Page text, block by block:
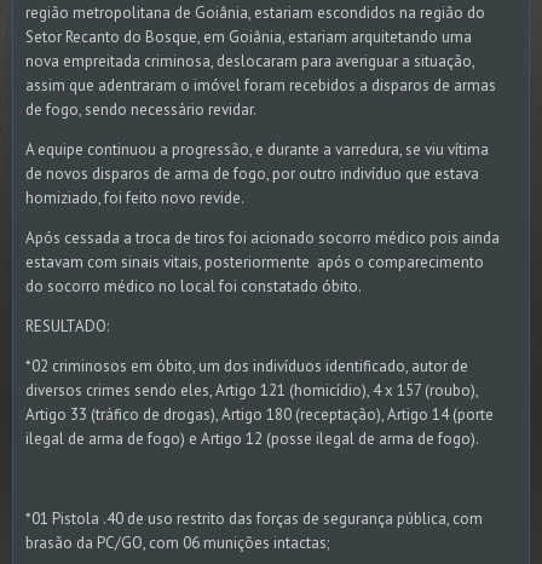
região metropolitana de Goiânia, estariam escondidos na região do
Setor Recanto do Bosque, em Goiânia, estariam arquitetando uma
nova empreitada criminosa, deslocaram para averiguar a situação,
assim que adentraram o imóvel foram recebidos a disparos de armas
de fogo, sendo necessário revidar.
A equipe continuou a progressão, e durante a varredura, se viu vítima
de novos disparos de arma de fogo, por outro indivíduo que estava
homiziado, foi feito novo revide.
Após cessada a troca de tiros foi acionado socorro médico pois ainda
estavam com sinais vitais, posteriormente após o comparecimento
do socorro médico no local foi constatado óbito.
RESULTADO:
*02 criminosos em óbito, um dos indivíduos identificado, autor de
diversos crimes sendo eles, Artigo 121 (homicídio), 4 x 157 (roubo),
Artigo 33 (tráfico de drogas), Artigo 180 (receptação), Artigo 14 (porte
ilegal de arma de fogo) e Artigo 12 (posse ilegal de arma de fogo).
*01 Pistola .40 de uso restrito das forças de segurança pública, com
brasão da PC/GO, com 06 munições intactas;